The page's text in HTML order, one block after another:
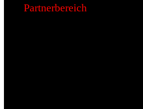
Partnerbereich